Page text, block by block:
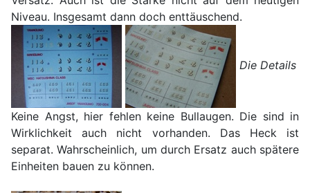
Niveau. Insgesamt dann doch enttäuschend.
Die Details
Keine Angst, hier fehlen keine Bullaugen. Die sind in
Wirklichkeit auch nicht vorhanden. Das Heck ist
separat. Wahrscheinlich, um durch Ersatz auch spätere
Einheiten bauen zu können.